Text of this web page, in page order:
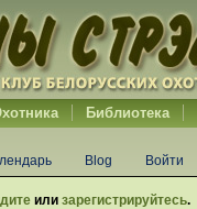
Библиотека
Blog Войти
или зарегистрируйтесь.